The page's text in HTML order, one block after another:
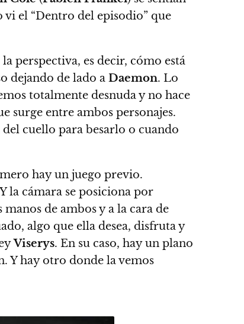
el “Dentro del episodio” que
perspectiva, es decir, cómo está
dejando de lado a Daemon. Lo
totalmente desnuda y no hace
surge entre ambos personajes.
cuello para besarlo o cuando
hay un juego previo.
la cámara se posiciona por
de ambos y a la cara de
algo que ella desea, disfruta y
Viserys. En su caso, hay un plano
Y hay otro donde la vemos